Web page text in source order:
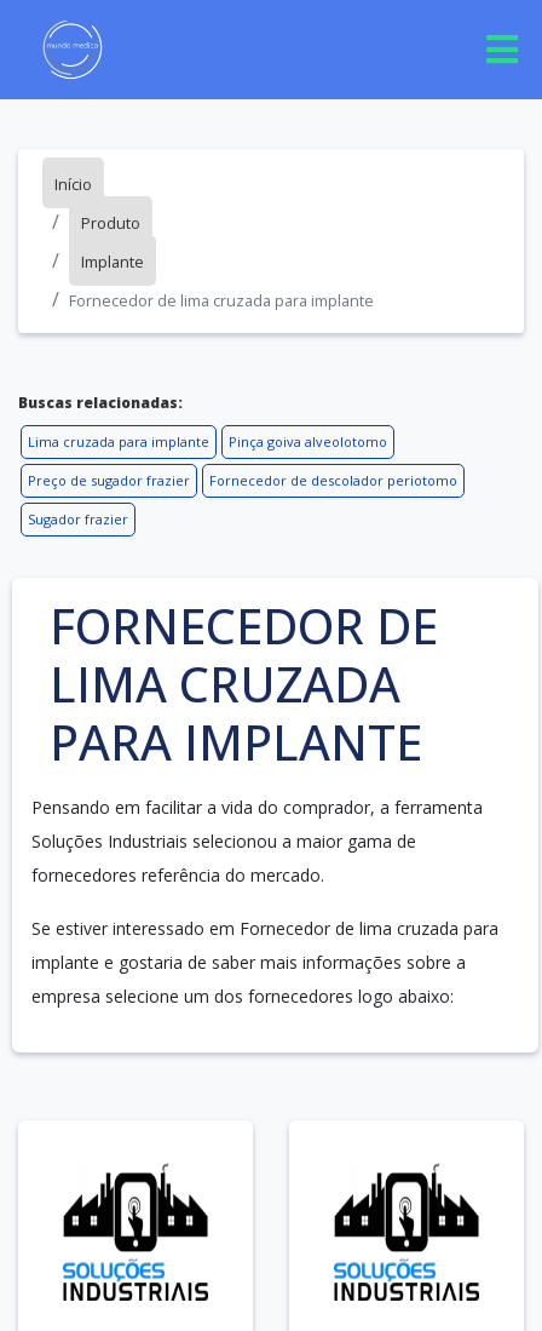
Início
Produto
Implante
Fornecedor de lima cruzada para implante
Buscas relacionadas:
Lima cruzada para implante Pinça goiva alveolotomo
Preço de sugador frazier Fornecedor de descolador periotomo
Sugador frazier
FORNECEDOR DE
LIMA CRUZADA
PARA IMPLANTE
Pensando em facilitar a vida do comprador, a ferramenta
Soluções Industriais selecionou a maior gama de
fornecedores referência do mercado.
Se estiver interessado em Fornecedor de lima cruzada para
implante e gostaria de saber mais informações sobre a
empresa selecione um dos fornecedores logo abaixo: